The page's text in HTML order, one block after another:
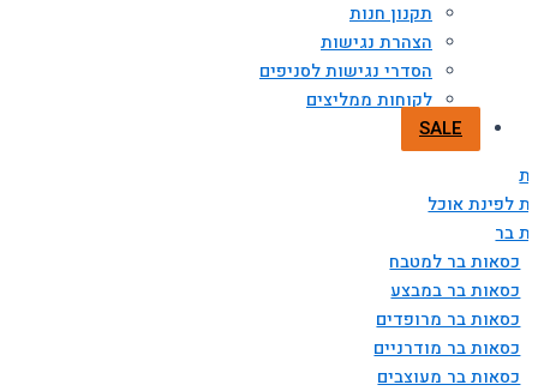
תקנון חנות
הצהרת נגישות
הסדרי נגישות לסניפים
לקוחות ממליצים
SALE
לפינת אוכל
בר
כסאות בר למטבח
כסאות בר במבצע
כסאות בר מרופדים
כסאות בר מודרניים
כסאות בר מעוצבים